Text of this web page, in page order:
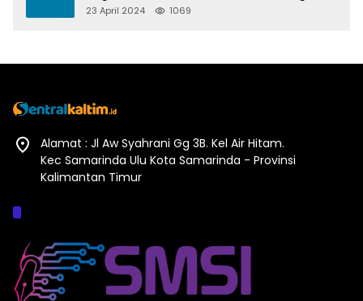
Pesta Politik 2024
23 April 2024 1069
Alamat : Jl Aw Syahrani Gg 3B. Kel Air Hitam.
Kec Samarinda Ulu Kota Samarinda - Provinsi
Kalimantan Timur